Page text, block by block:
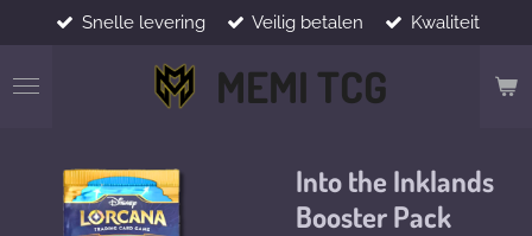
direct
naar
MEMI TCG
Snelle levering Veilig betalen Kwaliteit
Into the Inklands
Booster Pack